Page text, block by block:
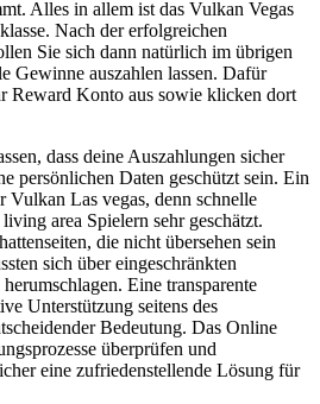
Alles in allem ist das Vulkan Vegas
Nach der erfolgreichen
Sie sich dann natürlich im übrigen
Gewinne auszahlen lassen. Dafür
Reward Konto aus sowie klicken dort
dass deine Auszahlungen sicher
persönlichen Daten geschützt sein. Ein
Vulkan Las vegas, denn schnelle
area Spielern sehr geschätzt.
die nicht übersehen sein
sich über eingeschränkten
Eine transparente
Unterstützung seitens des
Bedeutung. Das Online
überprüfen und
eine zufriedenstellende Lösung für